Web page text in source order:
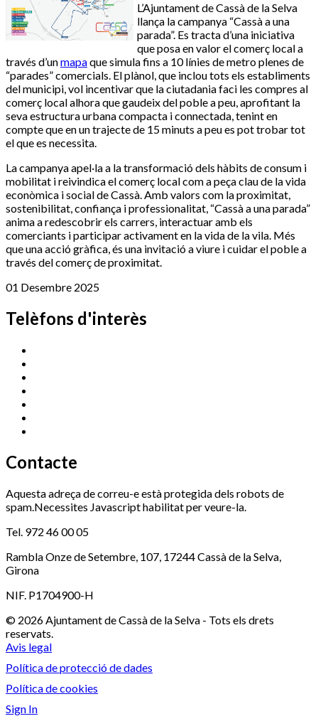
L’Ajuntament de Cassà de la Selva
llança la campanya “Cassà a una
parada”. Es tracta d’una iniciativa
que posa en valor el comerç local a
través d’unmapaque simula fins a 10 línies de metro plenes de
“parades” comercials. El plànol, que inclou tots els establiments
del municipi, vol incentivar que la ciutadania faci les compres al
comerç local alhora que gaudeix del poble a peu, aprofitant la
seva estructura urbana compacta i connectada, tenint en
compte que en un trajecte de 15 minuts a peu es pot trobar tot
el que es necessita.
La campanya apel·la a la transformació dels hàbits de consum i
mobilitat i reivindica el comerç local com a peça clau de la vida
econòmica i social de Cassà. Amb valors com la proximitat,
sostenibilitat, confiança i professionalitat, “Cassà a una parada”
anima a redescobrir els carrers, interactuar amb els
comerciants i participar activament en la vida de la vila. Més
que una acció gràfica, és una invitació a viure i cuidar el poble a
través del comerç de proximitat.
01 Desembre 2025
Telèfons d'interès
Contacte
Aquesta adreça de correu-e està protegida dels robots de
spam.Necessites Javascript habilitat per veure-la.
Tel. 972 46 00 05
Rambla Onze de Setembre, 107, 17244 Cassà de la Selva,
Girona
NIF. P1704900-H
© 2026 Ajuntament de Cassà de la Selva - Tots els drets
reservats.
Avis legal
Política de protecció de dades
Política de cookies
Sign In